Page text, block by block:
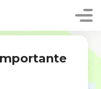
sol. Qu’ils
et deviennent
et les femmes de
tous les